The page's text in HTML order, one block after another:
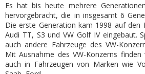
Es hat bis heute mehrere
hervorgebracht, die in insgesamt 6
Die erste Generation kam 1998 auf den
Audi TT, S3 und VW Golf IV eingebaut.
auch andere Fahrzeuge des VW-
Mit Ausnahme des VW-Konzerns finden
auch in Fahrzeugen von Marken wie